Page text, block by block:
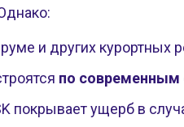
и других курортных
по современным
покрывает ущерб в